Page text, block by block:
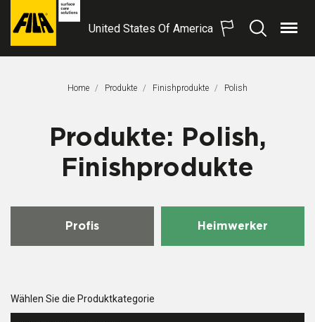
FILA
United States Of America
SuchenMenü
Home Produkte Finishprodukte Aktuelle Seite:
Polish
Produkte: Polish,
Finishprodukte
Profis Heimwerker
Wählen Sie die Produktkategorie